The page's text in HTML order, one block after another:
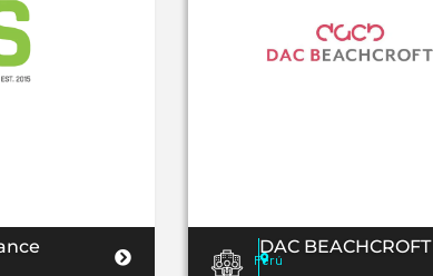
DAC BEACHCROFT
Perú